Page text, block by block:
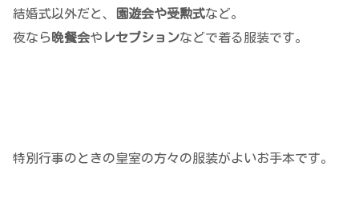
結婚式以外だと、 園遊会や受勲式など。
夜なら晩餐会や レセプションなどで着る服装です。
特別行事のときの皇室の方々の服装がよいお手本です。